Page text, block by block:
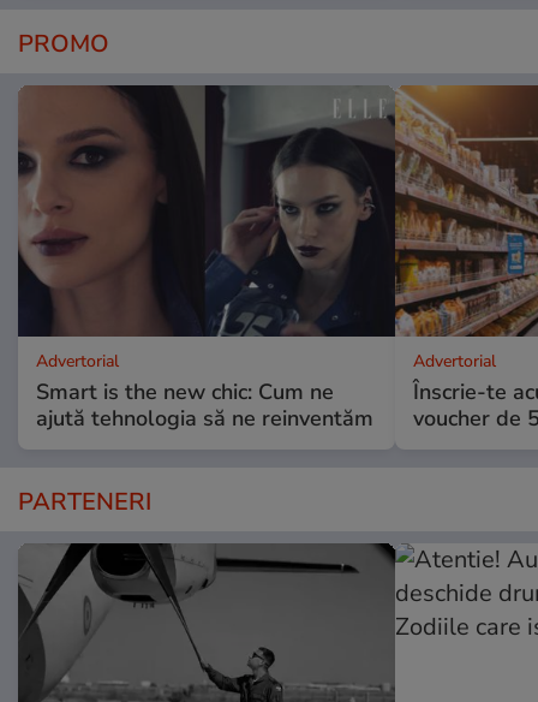
PROMO
Advertorial
Smart is the new chic: Cum ne
ajută tehnologia să ne reinventăm
Advertorial
Înscrie-te
voucher de
PARTENERI